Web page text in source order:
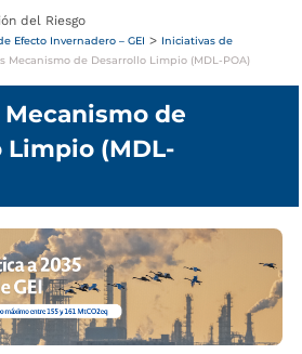
del Riesgo
Efecto Invernadero – GEI > Iniciativas de
Mecanismo de Desarrollo Limpio (MDL-POA)
de
Limpio (MDL-